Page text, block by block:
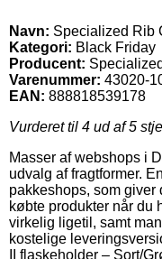
Navn: Specialized Rib
Kategori: Black Friday
Producent: Specialized
Varenummer: 43020-
EAN: 888818539178
Vurderet til 4 ud af 5
Masser af webshops i
udvalg af fragtformer.
pakkeshops, som
købte produkter når du
virkelig ligetil, samt
kostelige
II flaskeholder – Sort/